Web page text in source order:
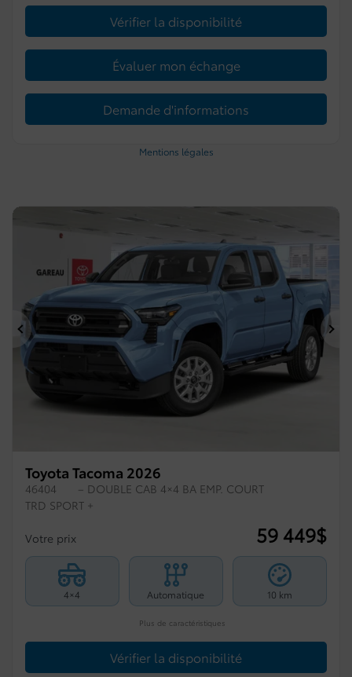
Vérifier la disponibilité
Évaluer mon échange
Demande d'informations
Mentions légales
Précédent
Toyota Tacoma 2026
46404
– DOUBLE CAB 4×4 BA EMP. COURT
TRD SPORT +
Votre prix 59 449$
4×4 Automatique 10 km
Plus de caractéristiques
Vérifier la disponibilité